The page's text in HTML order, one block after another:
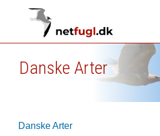
Danske Arter
Danske Arter